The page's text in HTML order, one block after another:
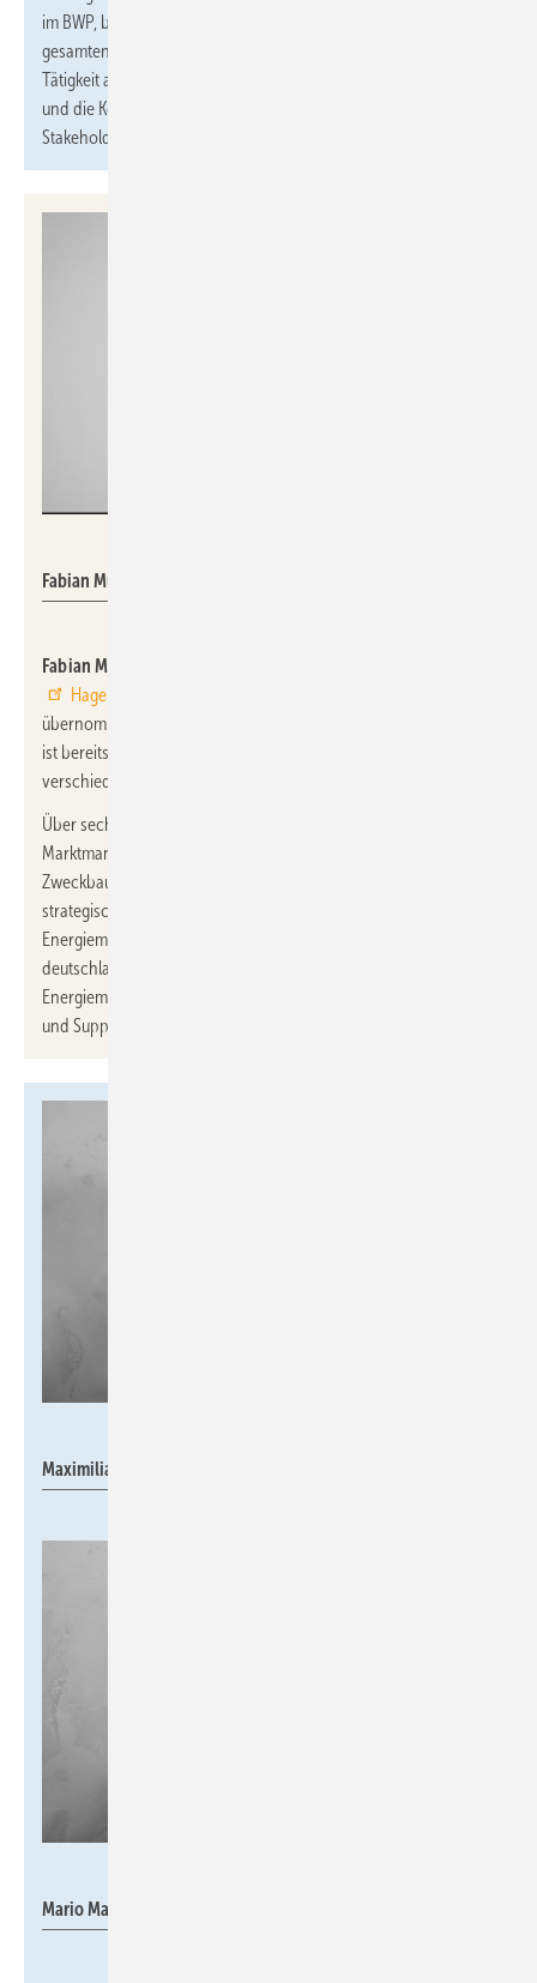
im BWP, bei der HEA und beim ZVEI. Er bringt Erfahrung im
gesamten Bereich der TGA mit. Im Rahmen seiner zukünftigen
Tätigkeit als Referent beim FGK wird er die Gremien unterstützen
und die Kooperationen mit anderen Verbänden und
Stakeholdern pflegen.
Fabian Müller
Fabian Müller
Hager Vertriebsgesellschaft
übernommen. Der staatlich geprüfte Techniker für Elektrotechnik
ist bereits seit 2014 Teil des Unternehmens und hat seitdem in
verschiedenen Positionen mit seiner Expertise unterstützt.
Über sechs Jahre hinweg war er im Marktmanagement als
Marktmanager und später als Leiter Marktmanagement
Zweckbau tätig. Zuletzt verantwortete er den Neuaufbau und die
strategische Ausrichtung des Vertriebsteams
Energiemanagement. Das Innen- und Außendienstteam ist
deutschlandweit für den Vertrieb der
Energiemanagementlösungen inkl. Beratung, Auftragsabwicklung
und Support verantwortlich.
Maximilian Sommer
Mario Marijanovic